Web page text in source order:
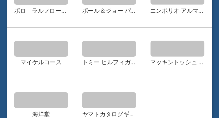
ポロ ラルフローレン ポール＆ジョー パリス エンポリオ アルマーニ
マイケルコース トミー ヒルフィガー マッキントッシュ フィロソフィー
海洋堂 ヤマトカタログギフト